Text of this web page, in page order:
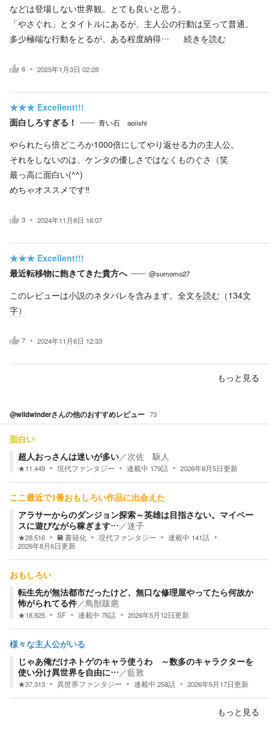
などは登場しない世界観。とても良いと思う。
「やさぐれ」とタイトルにあるが、主人公の行動は至って普通。
多少極端な行動をとるが、ある程度納得…
続きを読む
6 2025年1月3日 02:28
★★★ Excellent!!!
面白しろすぎる！
青い石 aoiishi
やられたら倍どころか1000倍にしてやり返せる力の主人公。
それをしないのは、ケンタの優しさではなくものぐさ（笑
最っ高に面白い(^^)
めちゃオススメです‼︎
3 2024年11月8日 16:07
★★★ Excellent!!!
最近転移物に飽きてきた貴方へ
@sumomo27
このレビューは小説のネタバレを含みます。 全文を読む（134文
字）
7 2024年11月6日 12:33
もっと見る
@wildwinderさんの他のおすすめレビュー 73
面白い
超人おっさんは迷いが多い／次佐 駆人
★11,449 現代ファンタジー 連載中 179話 2026年8月5日更新
ここ最近で1番おもしろい作品に出会えた
アラサーからのダンジョン探索～英雄は目指さない。マイペー
スに遊びながら稼ぎます… ／迷子
★28,516 書籍化 現代ファンタジー 連載中 141話
2026年8月6日更新
おもしろい
転生先が無法都市だったけど、無口な修理屋やってたら何故か
怖がられてる件／鳥獣跋扈
★18,925 SF 連載中 76話 2026年5月12日更新
様々な主人公がいる
じゃあ俺だけネトゲのキャラ使うわ ～数多のキャラクターを
使い分け異世界を自由に… ／藍敦
★37,313 異世界ファンタジー 連載中 258話 2026年5月17日更新
もっと見る